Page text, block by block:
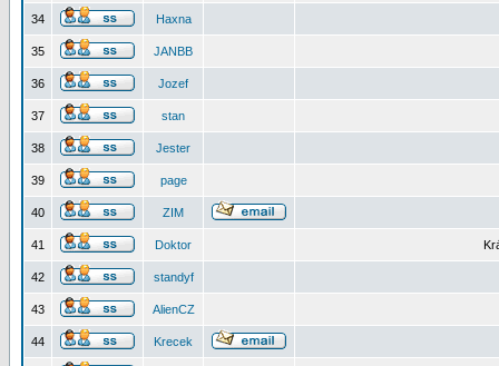
34 Haxna
35 JANBB
36 Jozef
37 stan
38 Jester
39 page
40 ZIM
41 Doktor
42 standyf
43 AlienCZ
44 Krecek